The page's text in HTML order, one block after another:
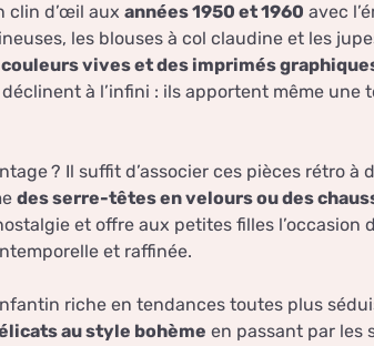
clin d’œil aux années 1950 et 1960 avec
les blouses à col claudine et les
vives et des imprimés
à l’infini : ils apportent même une
? Il suffit d’associer ces pièces rétro à
des serre-têtes en velours ou des
et offre aux petites filles l’occasion
et raffinée.
riche en tendances toutes plus
au style bohème en passant par les